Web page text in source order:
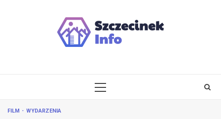
PRIMARY
FILM WYDARZENIA